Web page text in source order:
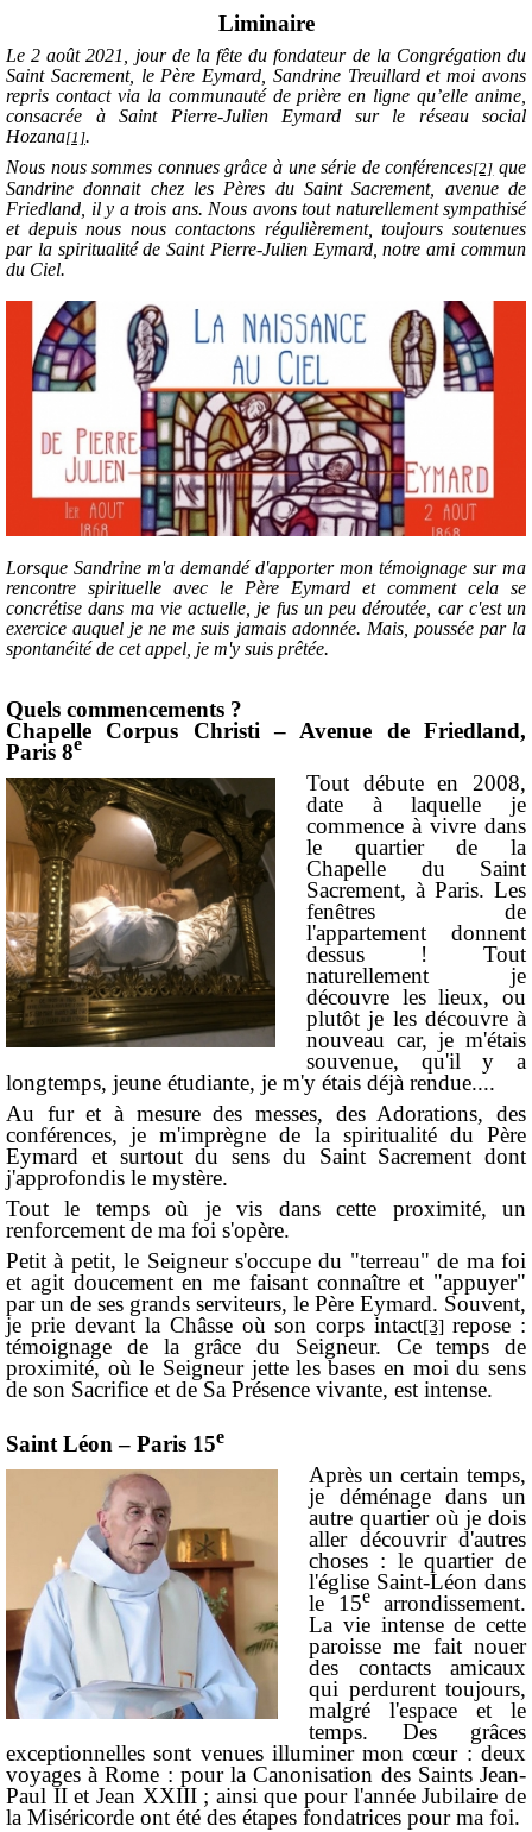
Liminaire
Le 2 août 2021, jour de la fête du fondateur de la Congrégation du
Saint Sacrement, le Père Eymard, Sandrine Treuillard et moi avons
repris contact via la communauté de prière en ligne qu’elle anime,
consacrée à Saint Pierre-Julien Eymard sur le réseau social
Hozana[1].
Nous nous sommes connues grâce à une série de conférences[2] que
Sandrine donnait chez les Pères du Saint Sacrement, avenue de
Friedland, il y a trois ans. Nous avons tout naturellement sympathisé
et depuis nous nous contactons régulièrement, toujours soutenues
par la spiritualité de Saint Pierre-Julien Eymard, notre ami commun
du Ciel.
Lorsque Sandrine m'a demandé d'apporter mon témoignage sur ma
rencontre spirituelle avec le Père Eymard et comment cela se
concrétise dans ma vie actuelle, je fus un peu déroutée, car c'est un
exercice auquel je ne me suis jamais adonnée. Mais, poussée par la
spontanéité de cet appel, je m'y suis prêtée.
Quels commencements ?
Chapelle Corpus Christi – Avenue de Friedland,
Paris 8e
Tout débute en 2008,
date à laquelle je
commence à vivre dans
le quartier de la
Chapelle du Saint
Sacrement, à Paris. Les
fenêtres de
l'appartement donnent
dessus ! Tout
naturellement je
découvre les lieux, ou
plutôt je les découvre à
nouveau car, je m'étais
souvenue, qu'il y a
longtemps, jeune étudiante, je m'y étais déjà rendue....
Au fur et à mesure des messes, des Adorations, des
conférences, je m'imprègne de la spiritualité du Père
Eymard et surtout du sens du Saint Sacrement dont
j'approfondis le mystère.
Tout le temps où je vis dans cette proximité, un
renforcement de ma foi s'opère.
Petit à petit, le Seigneur s'occupe du "terreau" de ma foi
et agit doucement en me faisant connaître et "appuyer"
par un de ses grands serviteurs, le Père Eymard. Souvent,
je prie devant la Châsse où son corps intact[3] repose :
témoignage de la grâce du Seigneur. Ce temps de
proximité, où le Seigneur jette les bases en moi du sens
de son Sacrifice et de Sa Présence vivante, est intense.
Saint Léon – Paris 15e
Après un certain temps,
je déménage dans un
autre quartier où je dois
aller découvrir d'autres
choses : le quartier de
l'église Saint-Léon dans
le 15earrondissement.
La vie intense de cette
paroisse me fait nouer
des contacts amicaux
qui perdurent toujours,
malgré l'espace et le
temps. Des grâces
exceptionnelles sont venues illuminer mon cœur : deux
voyages à Rome : pour la Canonisation des Saints Jean-
Paul II et Jean XXIII ; ainsi que pour l'année Jubilaire de
la Miséricorde ont été des étapes fondatrices pour ma foi.